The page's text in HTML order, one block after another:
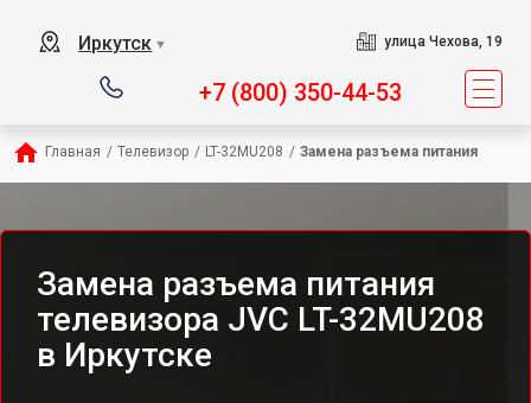
Иркутск ▼ улица Чехова, 19
+7 (800) 350-44-53
Главная / Телевизор / LT-32MU208 / Замена разъема питания
Замена разъема питания
телевизора JVC LT-32MU208
в Иркутске